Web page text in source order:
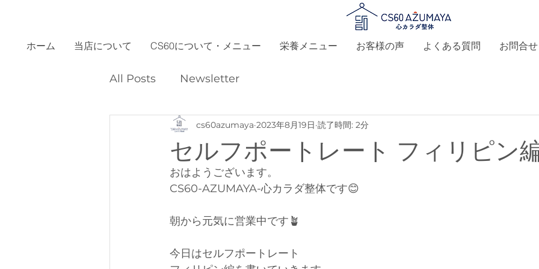
ホーム 当店について CS60について・メニュー 栄養メニュー お客様の声 よくある質問 お問合せ
All Posts Newsletter
セルフポートレート フィリピン
cs60azumaya 2023年8月19日 読了時間: 2分
おはようございます。
CS60-AZUMAYA-心カラダ整体です😊
朝から元気に営業中です🪴
今日はセルフポートレート